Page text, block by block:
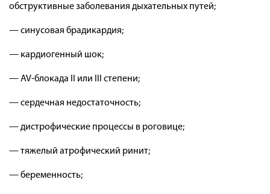
обструктивные заболевания дыхательных путей;
— синусовая брадикардия;
— кардиогенный шок;
— AV-блокада II или III степени;
— сердечная недостаточность;
— дистрофические процессы в роговице;
— тяжелый атрофический ринит;
— беременность;